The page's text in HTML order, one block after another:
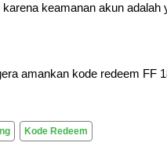
keamanan akun adalah
amankan kode redeem FF
Kode Redeem